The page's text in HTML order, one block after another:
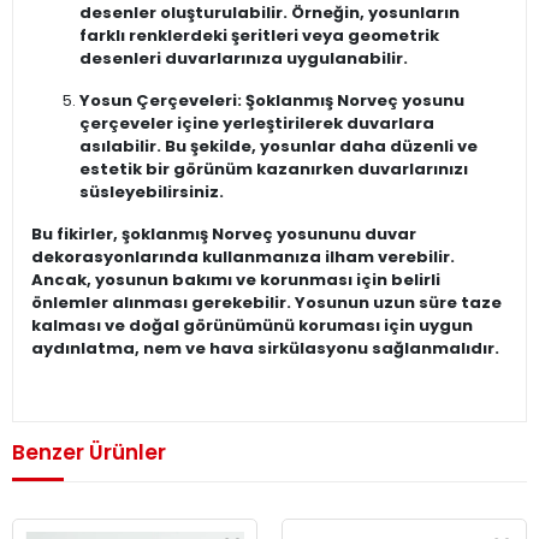
desenler oluşturulabilir. Örneğin, yosunların
farklı renklerdeki şeritleri veya geometrik
desenleri duvarlarınıza uygulanabilir.
Yosun Çerçeveleri: Şoklanmış Norveç yosunu
çerçeveler içine yerleştirilerek duvarlara
asılabilir. Bu şekilde, yosunlar daha düzenli ve
estetik bir görünüm kazanırken duvarlarınızı
süsleyebilirsiniz.
Bu fikirler, şoklanmış Norveç yosununu duvar
dekorasyonlarında kullanmanıza ilham verebilir.
Ancak, yosunun bakımı ve korunması için belirli
önlemler alınması gerekebilir. Yosunun uzun süre taze
kalması ve doğal görünümünü koruması için uygun
aydınlatma, nem ve hava sirkülasyonu sağlanmalıdır.
Benzer Ürünler